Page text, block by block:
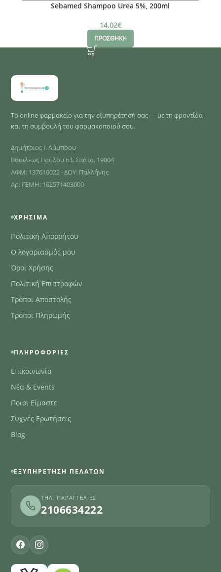
Sebamed Shampoo Urea 5%, 200ml
14.02€
ΠΡΟΣΘΗΚΗ
Το online φαρμακείο για την εξυπηρέτησή σας — με τη φροντίδα
και τη συμβουλή του φαρμακοποιού σου.
Δημήτριος Ι. Λάμπρου
Βασιλέως Παύλου 63, Σπάτα, 19004
ΑΦΜ: 137610022 · ΔΟΥ: Παλλήνης
Αρ. ΓΕΜΗ: 162571403000
ΧΡΉΣΙΜΑ
Πολιτική Απορρήτου
Ο λογαριασμός μου
Όροι Χρήσης
Πολιτική Επιστροφών
Τρόποι Αποστολής
Τρόποι Πληρωμής
ΠΛΗΡΟΦΟΡΊΕΣ
Επικοινωνία
Νέα & Events
Ποιοι Είμαστε
Συχνές Ερωτήσεις
Blog
ΕΞΥΠΗΡΈΤΗΣΗ ΠΕΛΑΤΏΝ
ΤΗΛ. ΠΑΡΑΓΓΕΛΊΕΣ
2106634222